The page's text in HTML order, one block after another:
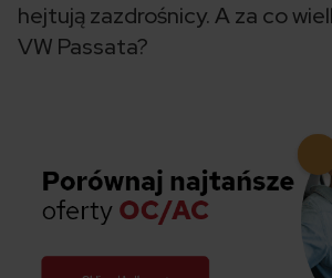
hejtują zazdrośnicy. A za co
VW Passata?